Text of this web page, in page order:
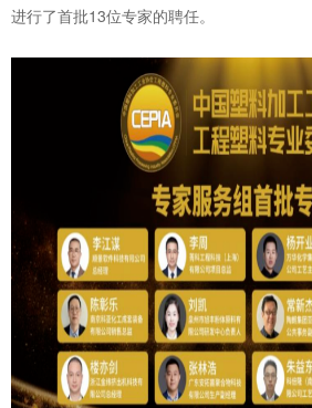
进行了首批13位专家的聘任。